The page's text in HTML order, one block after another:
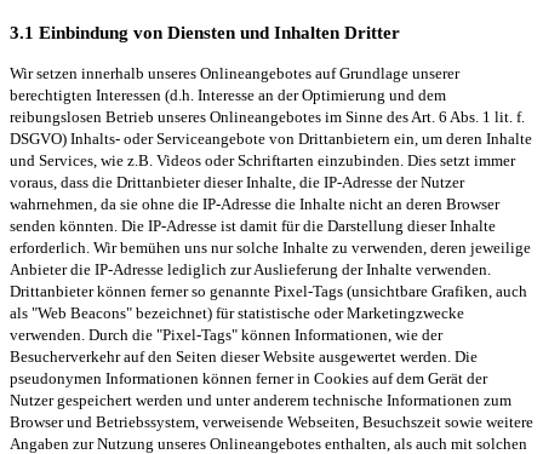
3.1 Einbindung von Diensten und Inhalten Dritter
Wir setzen innerhalb unseres Onlineangebotes auf Grundlage unserer
berechtigten Interessen (d.h. Interesse an der Optimierung und dem
reibungslosen Betrieb unseres Onlineangebotes im Sinne des Art. 6 Abs. 1 lit. f.
DSGVO) Inhalts- oder Serviceangebote von Drittanbietern ein, um deren Inhalte
und Services, wie z.B. Videos oder Schriftarten einzubinden. Dies setzt immer
voraus, dass die Drittanbieter dieser Inhalte, die IP-Adresse der Nutzer
wahrnehmen, da sie ohne die IP-Adresse die Inhalte nicht an deren Browser
senden könnten. Die IP-Adresse ist damit für die Darstellung dieser Inhalte
erforderlich. Wir bemühen uns nur solche Inhalte zu verwenden, deren jeweilige
Anbieter die IP-Adresse lediglich zur Auslieferung der Inhalte verwenden.
Drittanbieter können ferner so genannte Pixel-Tags (unsichtbare Grafiken, auch
als "Web Beacons" bezeichnet) für statistische oder Marketingzwecke
verwenden. Durch die "Pixel-Tags" können Informationen, wie der
Besucherverkehr auf den Seiten dieser Website ausgewertet werden. Die
pseudonymen Informationen können ferner in Cookies auf dem Gerät der
Nutzer gespeichert werden und unter anderem technische Informationen zum
Browser und Betriebssystem, verweisende Webseiten, Besuchszeit sowie weitere
Angaben zur Nutzung unseres Onlineangebotes enthalten, als auch mit solchen